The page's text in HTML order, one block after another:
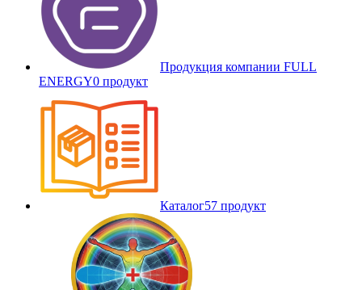
Продукция компании FULL
ENERGY0 продукт
Каталог57 продукт